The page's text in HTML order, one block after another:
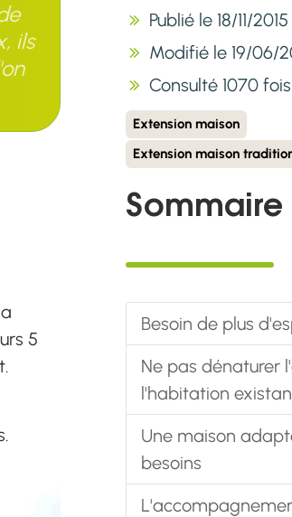
ils
5
Publié le 18/11/2015
Modifié le 19/06/
Consulté 1070 fois
Extension maison
Extension maison
Sommaire
Besoin de plus
Ne pas dénaturer
l'habitation
Une maison
besoins